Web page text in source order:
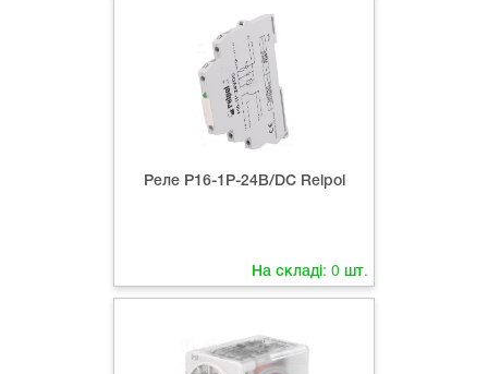
Реле P16-1P-24В/DC Relpol
На складі: 0 шт.